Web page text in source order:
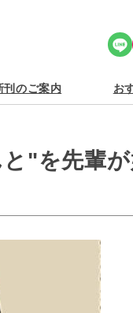
Share Icon
刊のご案内 お
"を先輩